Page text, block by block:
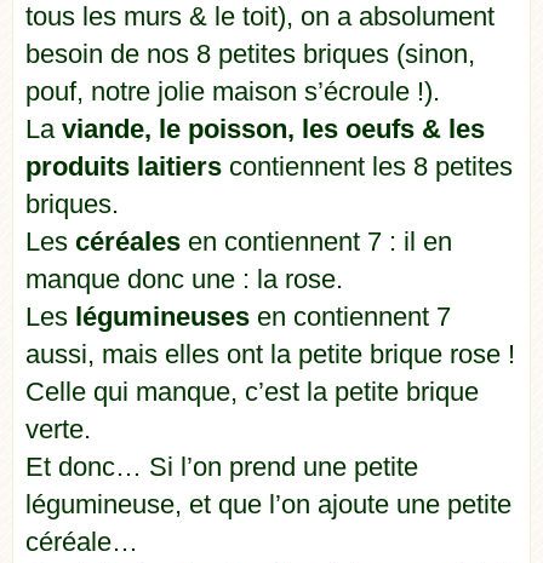
tous les murs & le toit), on a absolument
besoin de nos 8 petites briques (sinon,
pouf, notre jolie maison s’écroule !).
La viande, le poisson, les oeufs & les
produits laitiers contiennent les 8 petites
briques.
Les céréales en contiennent 7 : il en
manque donc une : la rose.
Les légumineuses en contiennent 7
aussi, mais elles ont la petite brique rose !
Celle qui manque, c’est la petite brique
verte.
Et donc… Si l’on prend une petite
légumineuse, et que l’on ajoute une petite
céréale…